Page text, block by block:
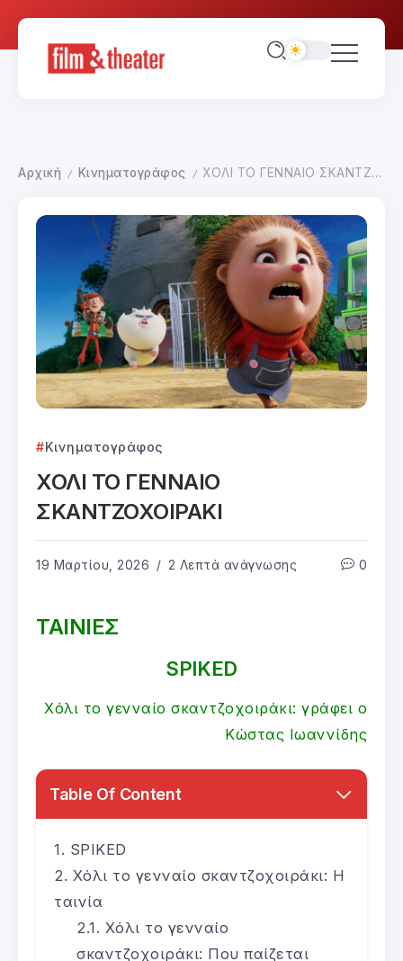
Αρχική / Κινηματογράφος / ΧΟΛΙ ΤΟ ΓΕΝΝΑΙΟ ΣΚΑΝΤΖΟΧΟΙΡΑΚΙ
Κινηματογράφος
ΧΟΛΙ ΤΟ ΓΕΝΝΑΙΟ
ΣΚΑΝΤΖΟΧΟΙΡΑΚΙ
19 Μαρτίου, 2026 2 Λεπτά ανάγνωσης 0
ΤΑΙΝΙΕΣ
SPIKED
Χόλι το γενναίο σκαντζοχοιράκι: γράφει ο
Κώστας Ιωαννίδης
Table Of Content
SPIKED
Χόλι το γενναίο σκαντζοχοιράκι: Η
ταινία
Χόλι το γενναίο
σκαντζοχοιράκι: Που παίζεται